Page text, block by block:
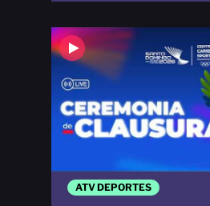
ATV DEPORTES